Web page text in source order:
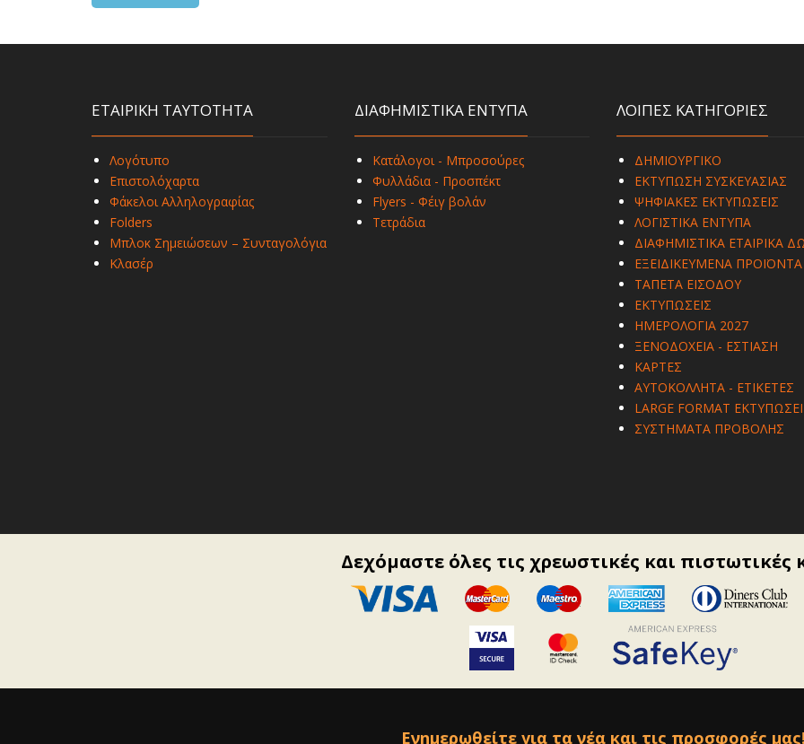
ΕΤΑΙΡΙΚΗ ΤΑΥΤΟΤΗΤΑ
Λογότυπο
Επιστολόχαρτα
Φάκελοι Αλληλογραφίας
Folders
Μπλοκ Σημειώσεων – Συνταγολόγια
Κλασέρ
ΔΙΑΦΗΜΙΣΤΙΚΑ ΕΝΤΥΠΑ
Κατάλογοι - Μπροσούρες
Φυλλάδια - Προσπέκτ
Flyers - Φέιγ βολάν
Τετράδια
ΛΟΙΠΕΣ ΚΑΤΗΓΟΡΙΕΣ
ΔΗΜΙΟΥΡΓΙΚΟ
ΕΚΤΥΠΩΣΗ ΣΥΣΚΕΥΑΣΙΑΣ
ΨΗΦΙΑΚΕΣ ΕΚΤΥΠΩΣΕΙΣ
ΛΟΓΙΣΤΙΚΑ ΕΝΤΥΠΑ
ΔΙΑΦΗΜΙΣΤΙΚΑ ΕΤΑΙΡΙΚΑ
ΕΞΕΙΔΙΚΕΥΜΕΝΑ ΠΡΟΪΟΝΤΑ
ΤΑΠΕΤΑ ΕΙΣΟΔΟΥ
ΕΚΤΥΠΩΣΕΙΣ
ΗΜΕΡΟΛΟΓΙΑ 2027
ΞΕΝΟΔΟΧΕΙΑ - ΕΣΤΙΑΣΗ
ΚΑΡΤΕΣ
ΑΥΤΟΚΟΛΛΗΤΑ - ΕΤΙΚΕΤΕΣ
LARGE FORMAT
ΣΥΣΤΗΜΑΤΑ ΠΡΟΒΟΛΗΣ
Δεχόμαστε όλες τις χρεωστικές και πιστωτικές
Ενημερωθείτε για τα νέα και τις προσφορές